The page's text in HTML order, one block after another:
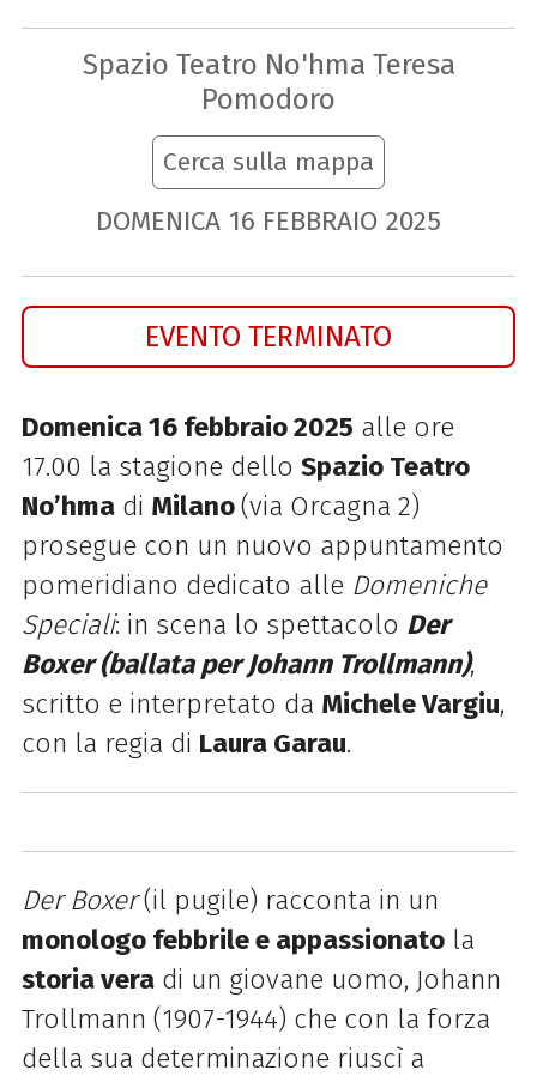
Spazio Teatro No'hma Teresa
Pomodoro
Cerca sulla mappa
DOMENICA 16 FEBBRAIO 2025
EVENTO TERMINATO
Domenica 16 febbraio 2025 alle ore
17.00 la stagione dello Spazio Teatro
No’hmadi Milano(via Orcagna 2)
prosegue con un nuovo appuntamento
pomeridiano dedicato alle Domeniche
Speciali: in scena lo spettacolo Der
Boxer (ballata per Johann Trollmann),
scritto e interpretato da Michele Vargiu,
con la regia di Laura Garau.
Der Boxer(il pugile) racconta in un
monologo febbrile e appassionatola
storia veradi un giovane uomo, Johann
Trollmann (1907-1944) che con la forza
della sua determinazione riuscì a